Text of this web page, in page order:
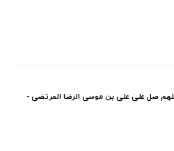
صل علی علی بن موسی الرضا المرتضی -